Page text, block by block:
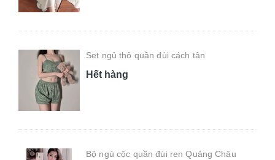
Set ngủ thô quần đùi cách tân
Hết hàng
Bộ ngủ cộc quần đùi ren Quảng Châu